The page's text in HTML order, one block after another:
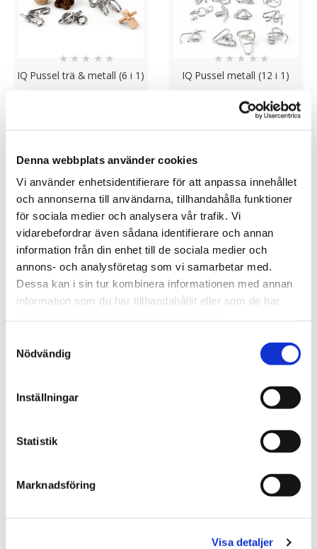
Denna webbplats använder cookies
Vi använder enhetsidentifierare för att anpassa innehållet
och annonserna till användarna, tillhandahålla funktioner
för sociala medier och analysera vår trafik. Vi
vidarebefordrar även sådana identifierare och annan
information från din enhet till de sociala medier och
annons- och analysföretag som vi samarbetar med.
Dessa kan i sin tur kombinera informationen med annan
information som du har tillhandahållit eller som de har
Nödvändig
Inställningar
Statistik
Marknadsföring
Visa detaljer
IQ Pussel trä & metall (6 i 1)
★ ★ ★ ★ ★
KÖP
IQ Pussel metall (12 i 1)
★ ★ ★★ ★
149.00 kr
KÖP
KÖP
Presentset Citron
(Anteckningsbok, pennor &